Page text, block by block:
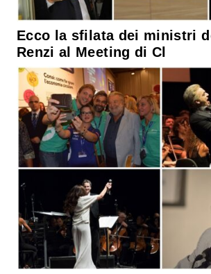
Ecco la sfilata dei ministri
Renzi al Meeting di Cl